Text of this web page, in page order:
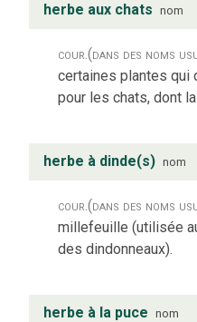
herbe aux chats nom
cour.(dans des noms
certaines plantes qui
pour les chats, dont
herbe à dinde(s) nom
cour.(dans des noms
millefeuille (utilisée
des dindonneaux).
herbe à la puce nom